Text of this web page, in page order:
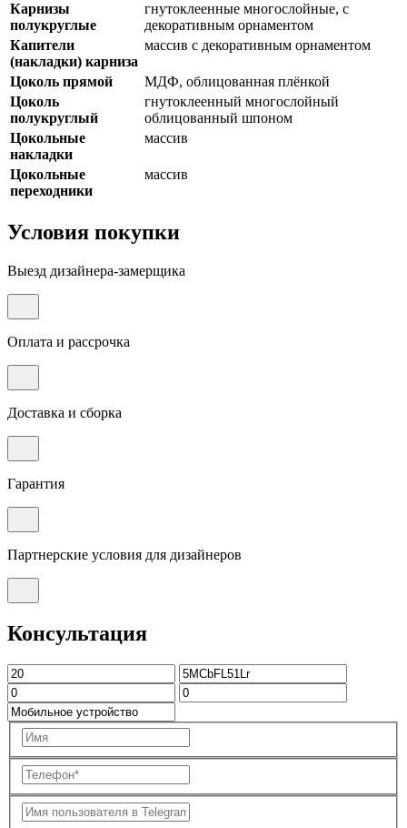
Карнизы
полукруглые
гнутоклеенные многослойные, с
декоративным орнаментом
Капители
(накладки) карниза
массив с декоративным орнаментом
Цоколь прямой
МДФ, облицованная плёнкой
Цоколь
полукруглый
гнутоклеенный многослойный
облицованный шпоном
Цокольные
накладки
массив
Цокольные
переходники
массив
Условия покупки
Выезд дизайнера-замерщика
Оплата и рассрочка
Доставка и сборка
Гарантия
Партнерские условия для дизайнеров
Консультация